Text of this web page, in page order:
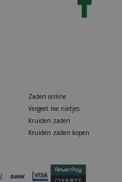
Zaden online
Vergeet me nietjes
Kruiden zaden
Kruiden zaden kopen